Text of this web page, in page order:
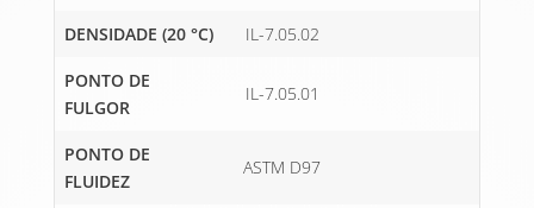
DENSIDADE (20 °C) IL-7.05.02
PONTO DE
FULGOR
IL-7.05.01
PONTO DE
FLUIDEZ
ASTM D97